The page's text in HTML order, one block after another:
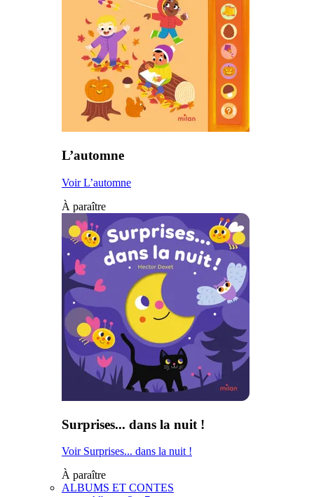
L’automne
Voir L’automne
À paraître
Surprises... dans la nuit !
Voir Surprises... dans la nuit !
À paraître
ALBUMS ET CONTES